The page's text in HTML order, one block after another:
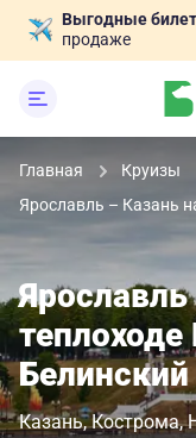
Выгодные
продаже
Главная
Круизы
Ярославль – Казань
Белинский
Казань Кострома